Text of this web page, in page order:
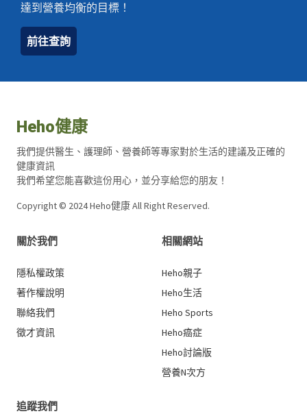
達到營養均衡的目標！
前往查詢
Heho健康
我們提供醫生、護理師、營養師等專家對於生活的建議及正確的
健康資訊
我們希望您能喜歡這份用心，並分享給您的朋友！
Copyright © 2024 Heho健康 All Right Reserved.
關於我們
隱私權政策
著作權說明
聯絡我們
徵才資訊
相關網站
Heho親子
Heho生活
Heho Sports
Heho癌症
Heho討論版
營養N次方
追蹤我們